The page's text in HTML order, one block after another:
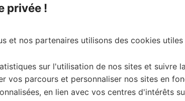
privée !
et nos partenaires utilisons des cookies utiles
sur l'utilisation de nos sites et suivre
vos parcours et personnaliser nos sites en
en lien avec vos centres d'intérêts